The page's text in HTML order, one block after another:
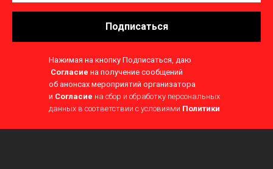
Подписаться
Нажимая на кнопку Подписаться, даю
Согласие на получение сообщений
об анонсах мероприятий организатора
и Согласие на сбор и обработку персональных
данных в соответствии с условиями Политики